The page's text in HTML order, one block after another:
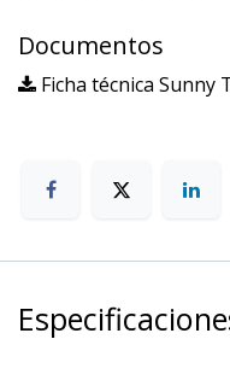
Documentos
Ficha técnica Sunny